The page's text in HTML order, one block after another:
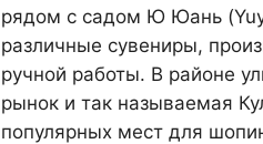
рядом с садом Ю Юань
различные сувениры,
ручной работы. В районе
рынок и так называемая
популярных мест для